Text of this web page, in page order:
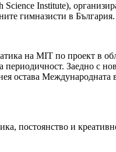
Science Institute),
гимназисти в България.
на MIT по проект в
периодичност. Заедно с
остава Международната
постоянство и